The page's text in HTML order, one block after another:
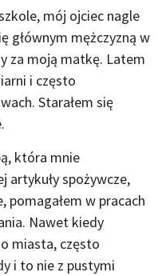
mój ojciec nagle
głównym mężczyzną w
za moją matkę. Latem
i często
Starałem się
która mnie
artykuły spożywcze,
pomagałem w pracach
Nawet kiedy
miasta, często
i to nie z pustymi